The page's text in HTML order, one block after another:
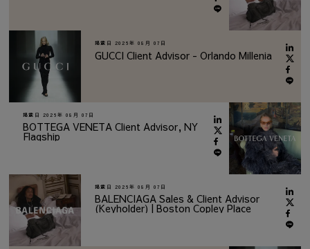
掲載日 2026年 08月 07日
GUCCI Client Advisor - Orlando Millenia
掲載日 2026年 08月 07日
BOTTEGA VENETA Client Advisor, NY
Flagship
掲載日 2026年 08月 07日
BALENCIAGA Sales & Client Advisor
(Keyholder) | Boston Copley Place